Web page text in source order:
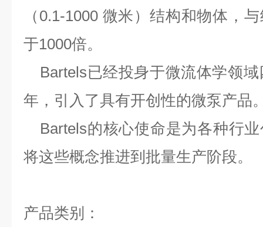
（ 0.1-1000 微米）结构和物体，
于1000倍。
Bartels已经投身于微流体学领
年， 引入了具有开创性的微泵产品
Bartels的核心使命是为各种行
将这些概念推进到批量生产阶段。
产品类别：